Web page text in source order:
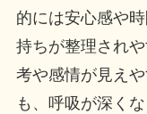
的には安心感や
持ちが整理され
考や感情が見え
も、呼吸が深く